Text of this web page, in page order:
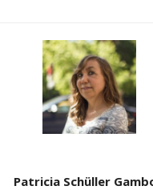
Patricia Schüller